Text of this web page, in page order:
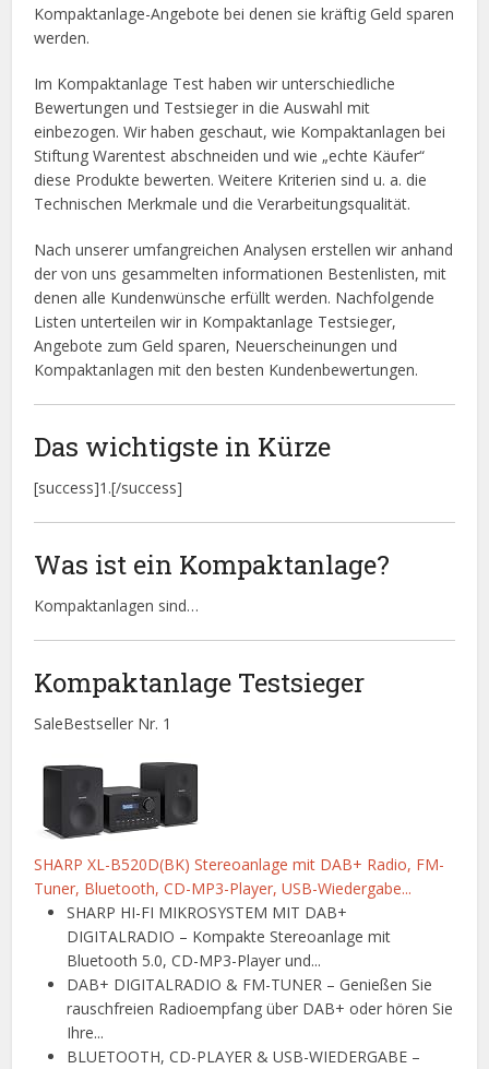
Kompaktanlage-Angebote bei denen sie kräftig Geld sparen
werden.
Im Kompaktanlage Test haben wir unterschiedliche
Bewertungen und Testsieger in die Auswahl mit
einbezogen. Wir haben geschaut, wie Kompaktanlagen bei
Stiftung Warentest abschneiden und wie „echte Käufer“
diese Produkte bewerten. Weitere Kriterien sind u. a. die
Technischen Merkmale und die Verarbeitungsqualität.
Nach unserer umfangreichen Analysen erstellen wir anhand
der von uns gesammelten informationen Bestenlisten, mit
denen alle Kundenwünsche erfüllt werden. Nachfolgende
Listen unterteilen wir in Kompaktanlage Testsieger,
Angebote zum Geld sparen, Neuerscheinungen und
Kompaktanlagen mit den besten Kundenbewertungen.
Das wichtigste in Kürze
[success]1.[/success]
Was ist ein Kompaktanlage?
Kompaktanlagen sind…
Kompaktanlage Testsieger
SaleBestseller Nr. 1
SHARP XL-B520D(BK) Stereoanlage mit DAB+ Radio, FM-
Tuner, Bluetooth, CD-MP3-Player, USB-Wiedergabe...
SHARP HI-FI MIKROSYSTEM MIT DAB+
DIGITALRADIO – Kompakte Stereoanlage mit
Bluetooth 5.0, CD-MP3-Player und...
DAB+ DIGITALRADIO & FM-TUNER – Genießen Sie
rauschfreien Radioempfang über DAB+ oder hören Sie
Ihre...
BLUETOOTH, CD-PLAYER & USB-WIEDERGABE –